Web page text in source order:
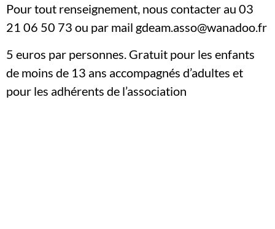
Pour tout renseignement, nous contacter au 03
21 06 50 73 ou par mail gdeam.asso@wanadoo.fr
5 euros par personnes. Gratuit pour les enfants
de moins de 13 ans accompagnés d’adultes et
pour les adhérents de l’association